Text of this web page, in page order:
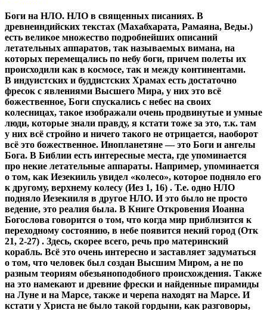
Боги на НЛО. НЛО в священных писаниях. В
древнеиндийских текстах (Махабхарата, Рамаяна, Веды.)
есть великое множество подробнейших описаний
летательных аппаратов, так называемых вимана, на
которых перемещались по небу боги, причем полеты их
происходили как в космосе, так и между континентами.
В индуистских и буддистских Храмах есть достаточно
фресок с явлениями Высшего Мира, у них это всё
божественное, Боги спускались с небес на своих
колесницах, такое изображали очень продвинутые и умные
люди, которые знали правду, я кстати тоже за это, т.к. там
у них всё стройно и ничего такого не отрицается, наоборот
всё это божественное. Инопланетяне — это Боги и ангелы
Бога. В Библии есть интересные места, где упоминается
про некие летательные аппараты. Например, упоминается
о том, как Иезекииль увидел «колесо», которое подняло его
к другому, верхнему колесу (Иез 1, 16) . Т.е. одно НЛО
подняло Иезекииля в другое НЛО. И это было не просто
ведение, это реалия была. В Книге Откровения Иоанна
Богослова говорится о том, что когда мир приблизится к
переходному состоянию, в небе появится некий город (Отк
21, 2-27) . Здесь, скорее всего, речь про материнский
корабль. Всё это очень интересно и заставляет задуматься
о том, что человек был создан Высшим Миром, а не по
разным теориям обезьяноподобного происхождения. Также
на это намекают и древние фрески и найденные пирамиды
на Луне и на Марсе, также и черепа находят на Марсе. И
кстати у Христа не было такой гордыни, как разговоры,